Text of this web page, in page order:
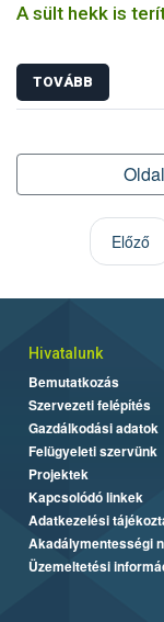
A sült hekk is
TOVÁBB
Előző
Hivatalunk
Bemutatkozás
Szervezeti felépítés
Gazdálkodási adatok
Felügyeleti szervünk
Projektek
Kapcsolódó linkek
Adatkezelési
Akadálymentességi
Üzemeltetési